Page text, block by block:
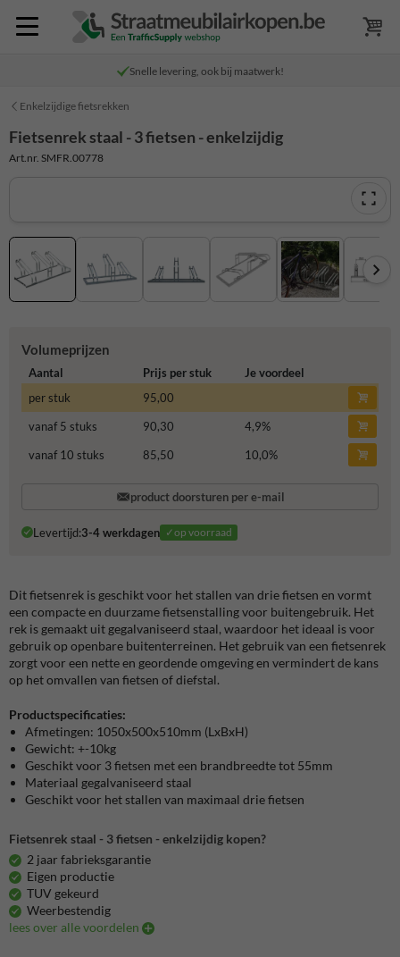
Snelle levering, ook bij maatwerk!
Enkelzijdige fietsrekken
Fietsenrek staal - 3 fietsen - enkelzijdig
Art.nr. SMFR.00778
Volumeprijzen
Aantal Prijs per stuk
Je voordeel
per stuk
95,00
vanaf 5 stuks
90,30 4,9%
vanaf 10 stuks
85,50 10,0%
product doorsturen per e-mail
Levertijd:3-4 werkdagen ✓op voorraad
Dit fietsenrek is geschikt voor het stallen van drie fietsen en vormt
een compacte en duurzame fietsenstalling voor buitengebruik. Het
rek is gemaakt uit gegalvaniseerd staal, waardoor het ideaal is voor
gebruik op openbare buitenterreinen. Het gebruik van een fietsenrek
zorgt voor een nette en geordende omgeving en vermindert de kans
op het omvallen van fietsen of diefstal.
Productspecificaties:
Afmetingen: 1050x500x510mm (LxBxH)
Gewicht: +-10kg
Geschikt voor 3 fietsen met een brandbreedte tot 55mm
Materiaal gegalvaniseerd staal
Geschikt voor het stallen van maximaal drie fietsen
Fietsenrek staal - 3 fietsen - enkelzijdig kopen?
2 jaar fabrieksgarantie
Eigen productie
TUV gekeurd
Weerbestendig
lees over alle voordelen